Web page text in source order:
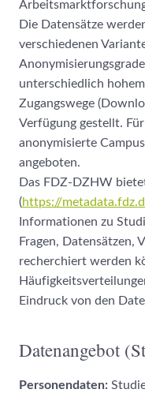
Die Datensätze
verschiedenen
unterschiedlich
Zugangswege
Verfügung gestellt.
anonymisierte
angeboten.
Das FDZ-DZHW
(https://
Informationen zu
Fragen, Datensätzen,
recherchiert werden
Eindruck von den
Datenangebot
Personendaten: